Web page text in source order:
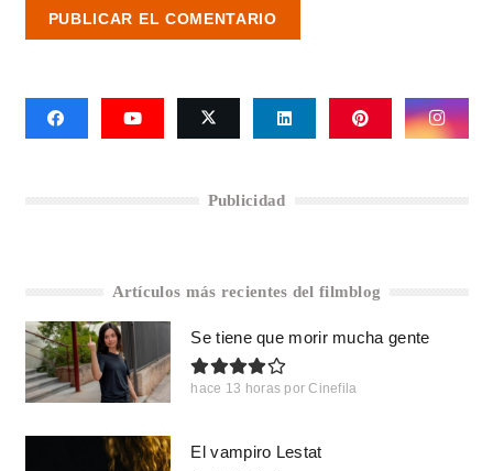
PUBLICAR EL COMENTARIO
Publicidad
Artículos más recientes del filmblog
Se tiene que morir mucha gente
hace 13 horas por Cinefila
El vampiro Lestat